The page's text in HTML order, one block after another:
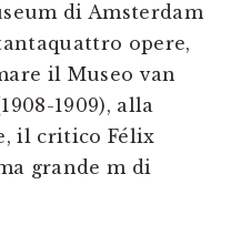
di Amsterdam
opere,
il Museo van
1909), alla
il critico Félix
grande m di